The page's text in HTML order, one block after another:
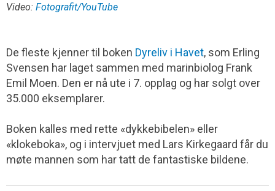
Video: Fotografit/YouTube
De fleste kjenner til boken Dyreliv i Havet, som Erling
Svensen har laget sammen med marinbiolog Frank
Emil Moen. Den er nå ute i 7. opplag og har solgt over
35.000 eksemplarer.
Boken kalles med rette «dykkebibelen» eller
«klokeboka», og i intervjuet med Lars Kirkegaard får du
møte mannen som har tatt de fantastiske bildene.